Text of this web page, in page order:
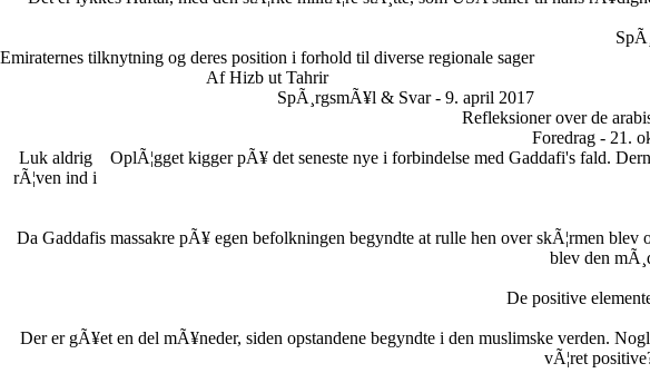
Emiraternes tilknytning og deres position i forhold til diverse regionale sager
Af Hizb ut Tahrir
SpÃ¸rgsmÃ¥l & Svar - 9. april 2017
Refleksioner over de
Foredrag - 21.
OplÃ¦gget kigger pÃ¥ det seneste nye i forbindelse med Gaddafi's fald.
Luk aldrig
rÃ¦ven ind i
Da Gaddafis massakre pÃ¥ egen befolkningen begyndte at rulle hen over skÃ¦rmen
blev den
De positive
Der er gÃ¥et en del mÃ¥neder, siden opstandene begyndte i den muslimske verden.
vÃ¦ret